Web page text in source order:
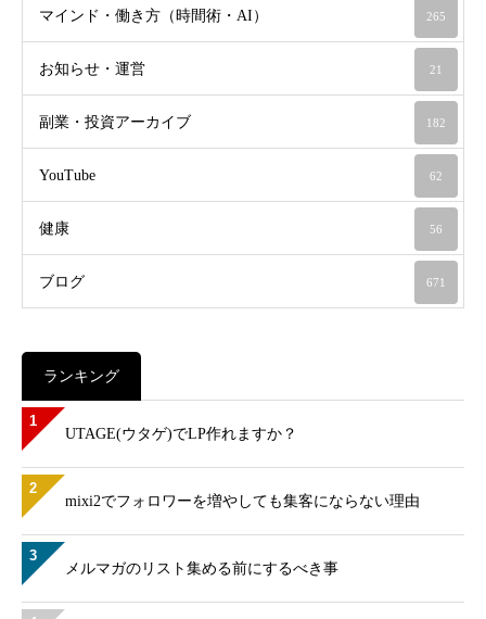
マインド・働き方（時間術・AI） 265
お知らせ・運営 21
副業・投資アーカイブ 182
YouTube 62
健康 56
ブログ 671
ランキング
1
UTAGE(ウタゲ)でLP作れますか？
2
mixi2でフォロワーを増やしても集客にならない理由
3
メルマガのリスト集める前にするべき事